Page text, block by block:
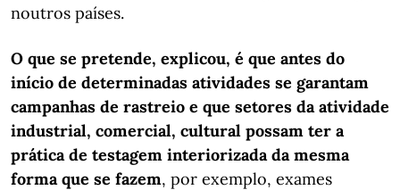
noutros países.
O que se pretende, explicou, é que antes do
início de determinadas atividades se garantam
campanhas de rastreio e que setores da atividade
industrial, comercial, cultural possam ter a
prática de testagem interiorizada da mesma
forma que se fazem, por exemplo, exames